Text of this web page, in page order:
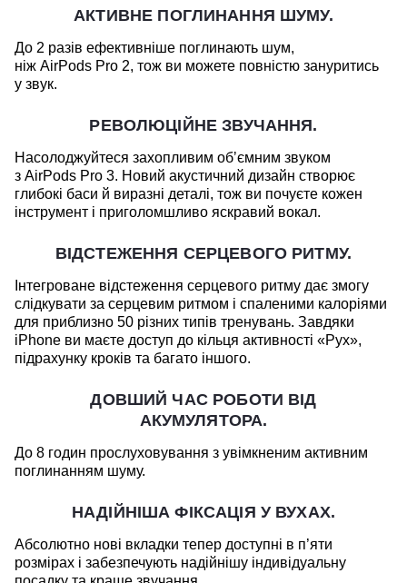
АКТИВНЕ ПОГЛИНАННЯ ШУМУ.
До 2 разів ефективніше поглинають шум,
ніж AirPods Pro 2, тож ви можете повністю зануритись
у звук.
РЕВОЛЮЦІЙНЕ ЗВУЧАННЯ.
Насолоджуйтеся захопливим обʼємним звуком
з AirPods Pro 3. Новий акустичний дизайн створює
глибокі баси й виразні деталі, тож ви почуєте кожен
інструмент і приголомшливо яскравий вокал.
ВІДСТЕЖЕННЯ СЕРЦЕВОГО РИТМУ.
Інтегроване відстеження серцевого ритму дає змогу
слідкувати за серцевим ритмом і спаленими калоріями
для приблизно 50 різних типів тренувань. Завдяки
iPhone ви маєте доступ до кільця активності «Рух»,
підрахунку кроків та багато іншого.
ДОВШИЙ ЧАС РОБОТИ ВІД
АКУМУЛЯТОРА.
До 8 годин прослуховування з увімкненим активним
поглинанням шуму.
НАДІЙНІША ФІКСАЦІЯ У ВУХАХ.
Абсолютно нові вкладки тепер доступні в п’яти
розмірах і забезпечують надійнішу індивідуальну